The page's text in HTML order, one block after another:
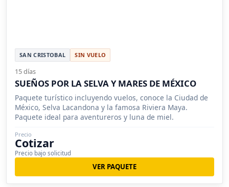
SAN CRISTOBAL SIN VUELO
15 días
SUEÑOS POR LA SELVA Y MARES DE MÉXICO
Paquete turístico incluyendo vuelos, conoce la Ciudad de
México, Selva Lacandona y la famosa Riviera Maya.
Paquete ideal para aventureros y luna de miel.
Precio
Cotizar
Precio bajo solicitud
VER PAQUETE